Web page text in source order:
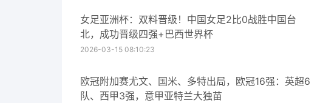
女足亚洲杯：双料晋级！中国女足2比0战胜中国台
北，成功晋级四强+巴西世界杯
2026-03-15 08:10:23
欧冠附加赛尤文、国米、多特出局，欧冠16强：英超6
队、西甲3强，意甲亚特兰大独苗